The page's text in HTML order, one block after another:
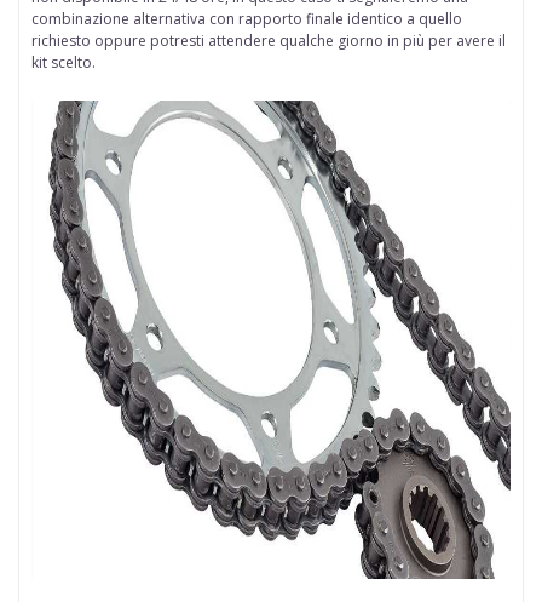
combinazione alternativa con rapporto finale identico a quello
richiesto oppure potresti attendere qualche giorno in più per avere il
kit scelto.